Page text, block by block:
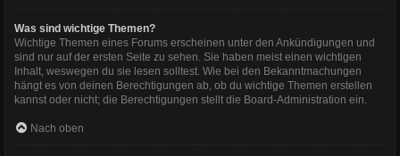
Was sind wichtige Themen?
Wichtige Themen eines Forums erscheinen unter den Ankündigungen und
sind nur auf der ersten Seite zu sehen. Sie haben meist einen wichtigen
Inhalt, weswegen du sie lesen solltest. Wie bei den Bekanntmachungen
hängt es von deinen Berechtigungen ab, ob du wichtige Themen erstellen
kannst oder nicht; die Berechtigungen stellt die Board-Administration ein.
Nach oben